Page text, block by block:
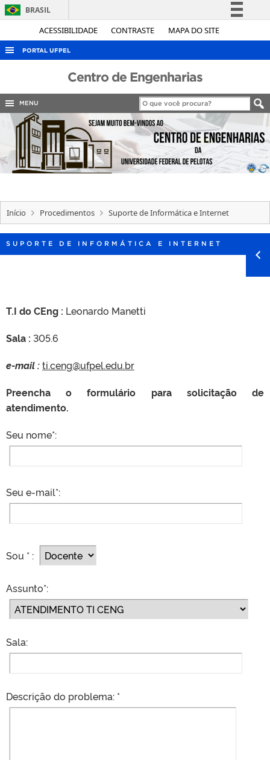
ACESSIBILIDADE CONTRASTE MAPA DO SITE
BRASIL
Simplifique!
Acesso à informação
Legislação
Canais
PORTAL UFPEL
COBALTO
CONCURSOS
EDITAIS
INTERNACIONAL
PORTARIAS
TELEFONES
Centro de Engenharias
MENU
Início Procedimentos Suporte de Informática e Internet
SUPORTE DE INFORMÁTICA E INTERNET
T.I do CEng : Leonardo Manetti
Sala : 305.6
e-mail :ti.ceng@ufpel.edu.br
Preencha o formulário para solicitação de
atendimento.
Seu nome*:
Seu e-mail*:
Sou * :
Assunto*:
Sala:
Descrição do problema: *